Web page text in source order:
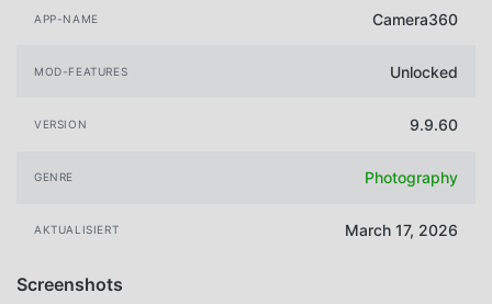
APP-NAME Camera360
MOD-FEATURES Unlocked
VERSION 9.9.60
GENRE Photography
AKTUALISIERT March 17, 2026
Screenshots